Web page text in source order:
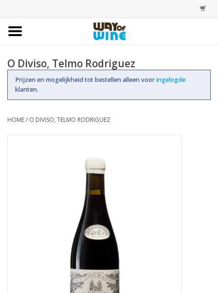
Bestellingen
Assortiment
O Diviso, Telmo Rodriguez
Prijzen en mogelijkheid tot bestellen alleen vooringelogde
klanten.
HOME/ O DIVISO, TELMO RODRIGUEZ